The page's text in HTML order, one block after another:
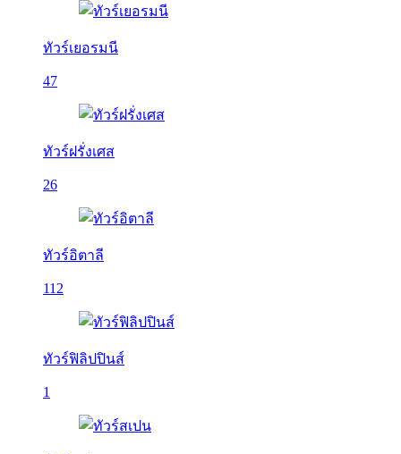
ทัวร์เยอรมนี
47
ทัวร์ฝรั่งเศส
26
ทัวร์อิตาลี
112
ทัวร์ฟิลิปปินส์
1